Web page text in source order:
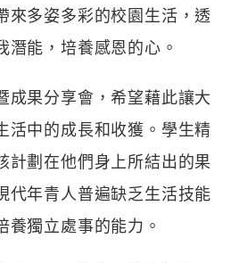
來多姿多彩的校園生活，透
能，培養感恩的心。
成果分享會，希望藉此讓大
活中的成長和收獲。學生精
計劃在他們身上所結出的果
代年青人普遍缺乏生活技能
獨立處事的能力。